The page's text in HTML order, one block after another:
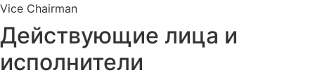
Vice Chairman
Действующие лица и
исполнители